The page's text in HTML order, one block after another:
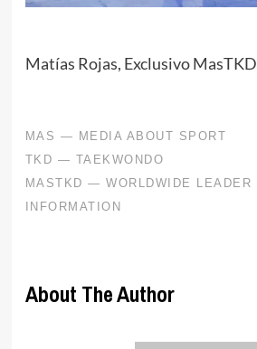
Matías Rojas, Exclusivo MasTKD
About The Author